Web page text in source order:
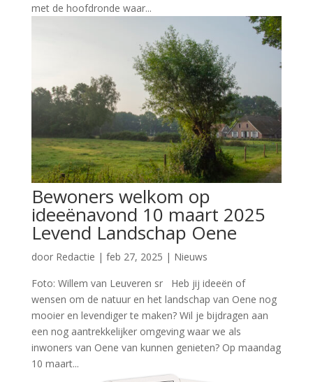
met de hoofdronde waar...
Bewoners welkom op
ideeënavond 10 maart 2025
Levend Landschap Oene
door Redactie | feb 27, 2025 | Nieuws
Foto: Willem van Leuveren sr Heb jij ideeën of
wensen om de natuur en het landschap van Oene nog
mooier en levendiger te maken? Wil je bijdragen aan
een nog aantrekkelijker omgeving waar we als
inwoners van Oene van kunnen genieten? Op maandag
10 maart...